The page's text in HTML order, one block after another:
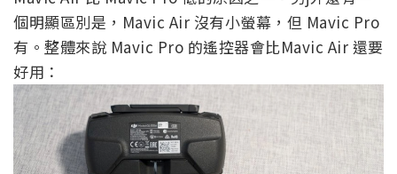
個明顯區別是，Mavic Air 沒有小螢幕，但 Mavic Pro
有。整體來說 Mavic Pro 的遙控器會比Mavic Air 還要
好用：